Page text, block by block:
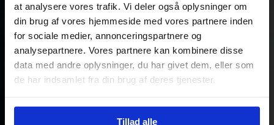
at analysere vores trafik. Vi deler også oplysninger om
din brug af vores hjemmeside med vores partnere inden
for sociale medier, annonceringspartnere og
analysepartnere. Vores partnere kan kombinere disse
data med andre oplysninger, du har givet dem, eller som
de har indsamlet fra din brug af deres tjenester.
Tillad alle